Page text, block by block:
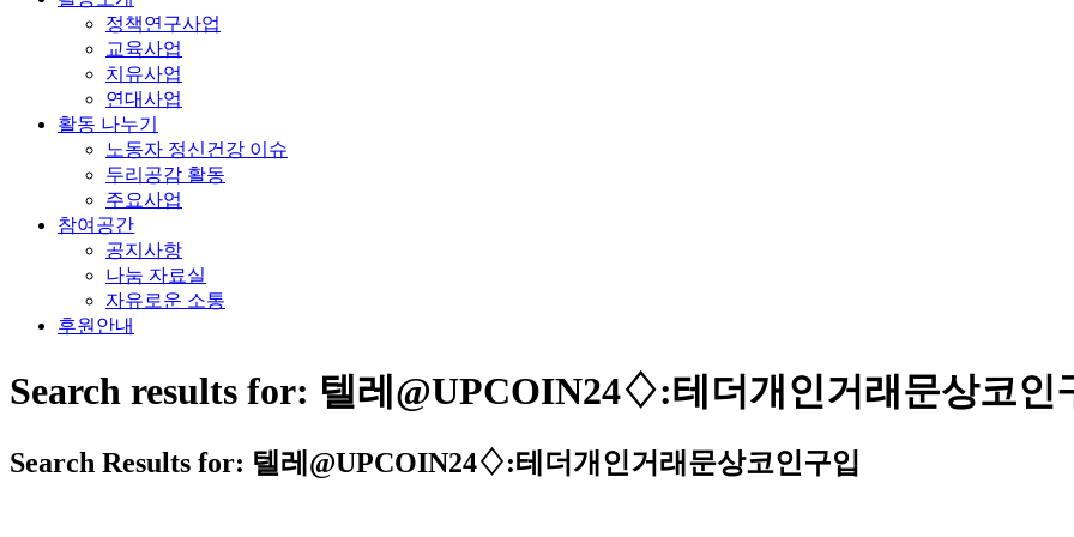
정책연구사업
교육사업
치유사업
연대사업
활동 나누기
노동자 정신건강 이슈
두리공감 활동
주요사업
참여공간
공지사항
나눔 자료실
자유로운 소통
후원안내
Search results for: 텔레@UPCOIN24♢:테더개인거래문상코인
Search Results for: 텔레@UPCOIN24♢:테더개인거래문상코인구입